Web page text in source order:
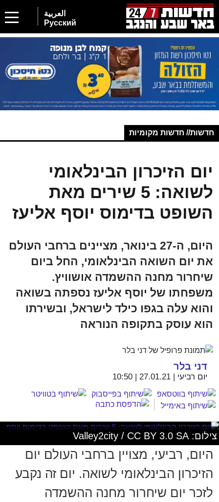
العربية
Русский
חדשות// חדשות מקומיות
יום הזיכרון הבינלאומי
לשואה: 5 שירים מאת
השופט בדימוס יוסף אליעז
היום, ה-27 בינואר, מציינים ברחבי העולם
את יום השואה הבינלאומי, החל ביום
שיחרור מחנה ההשמדה אושוויץ.
משפחתו של יוסף אליעז נספתה בשואה
והוא עלה בגפו כילד לישראל, ובשירתו
הוא עוסק בתקופה הנוראה
דני בלר
יום רביעי | 27.01.21 | 10:50
צילום: Valley2city / CC BY 3.0 SA
היום, רביעי, מצויין ברחבי העולם יום
הזיכרון הבינלאומי לשואה. יום זה נקבע
לזכר יום שיחרור מחנה ההשמדה